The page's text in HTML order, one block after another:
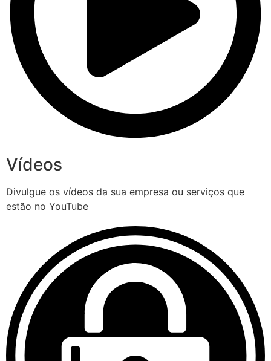
Vídeos
Divulgue os vídeos da sua empresa ou serviços que
estão no YouTube